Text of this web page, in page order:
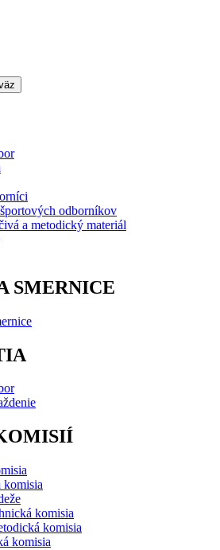
odborníkov
a metodický materiál
SMERNICE
komisia
komisia
komisia
komisia